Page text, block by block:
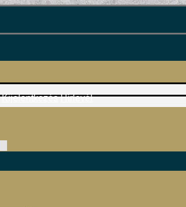
Kijelentkezés Hírlevél